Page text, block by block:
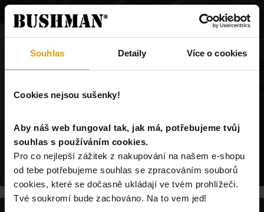
Souhlas Detaily Více o cookies
Cookies nejsou sušenky!
Aby náš web fungoval tak, jak má, potřebujeme tvůj
souhlas s používáním cookies.
Pro co nejlepší zážitek z nakupování na našem e-shopu
od tebe potřebujeme souhlas se zpracováním souborů
cookies, které se dočasně ukládají ve tvém prohlížeči.
Tvé soukromí bude zachováno. Na to vem jed!
odkazem na našem webu nemůžeme najít.
Buď je
chybně zadaný odkaz, nebo je požadovaný produkt
POKRAČUJ NA ÚVODNÍ STRÁNKU